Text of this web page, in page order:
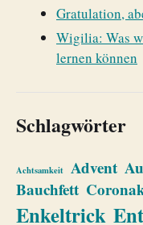
Gratulation,
Wigilia: Was
lernen können
Schlagwörter
Achtsamkeit Advent
Bauchfett
Enkeltrick